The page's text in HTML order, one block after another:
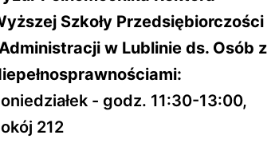
Szkoły Przedsiębiorczości
w Lublinie ds. Osób z
- godz. 11:30-13:00,
212